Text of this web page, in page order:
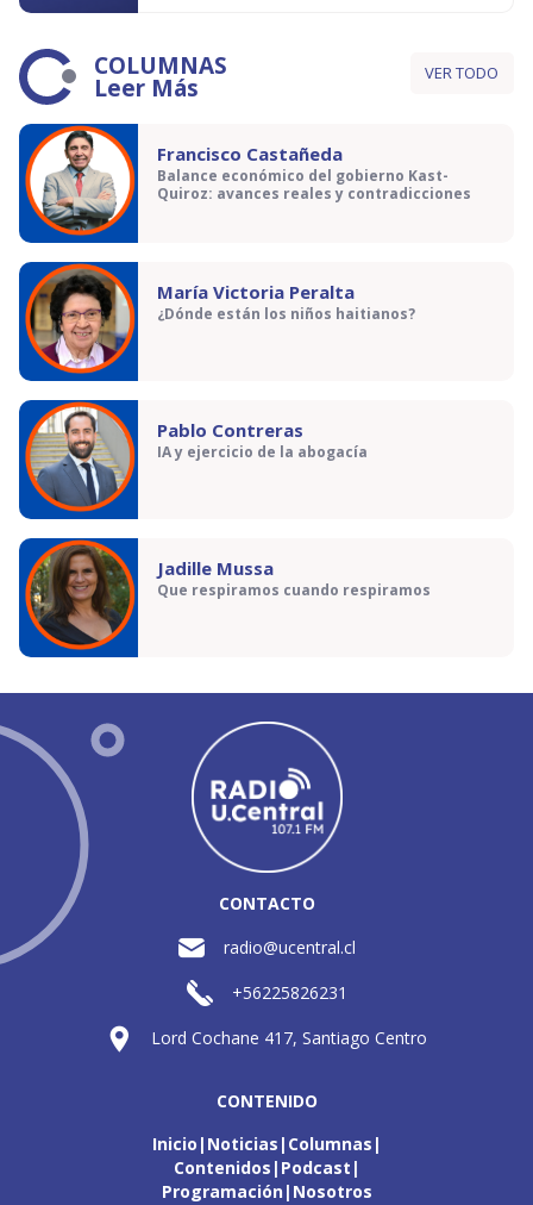
COLUMNAS
Leer Más VER TODO
Francisco Castañeda
Balance económico del gobierno Kast-
Quiroz: avances reales y contradicciones
María Victoria Peralta
¿Dónde están los niños haitianos?
Pablo Contreras
IA y ejercicio de la abogacía
Jadille Mussa
Que respiramos cuando respiramos
CONTACTO
radio@ucentral.cl
+56225826231
Lord Cochane 417, Santiago Centro
CONTENIDO
Inicio Noticias Columnas
Contenidos Podcast
Programación Nosotros